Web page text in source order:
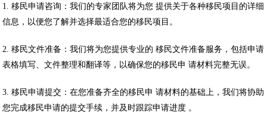
1. 移民申请咨询：我们的专家团队将为您 提供关于各种移民项目的详细
信息，以便您了解并选择最适合您的移民项目。
2. 移民文件准备：我们将为您提供专业的 移民文件准备服务，包括申请
表格填写、文件整理和翻译等，以确保您的移民申 请材料完整无误。
3. 移民申请提交：在您准备齐全的移民申 请材料的基础上，我们将协助
您完成移民申请的提交手续，并及时跟踪申请进度 。